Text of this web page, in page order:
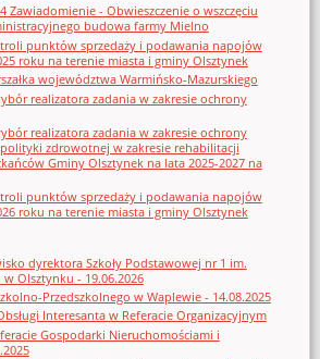
Zawiadomienie - Obwieszczenie o wszczęciu
budowa farmy Mielno
punktów sprzedaży i podawania napojów
roku na terenie miasta i gminy Olsztynek
województwa Warmińsko-Mazurskiego
realizatora zadania w zakresie ochrony
realizatora zadania w zakresie ochrony
zdrowotnej w zakresie rehabilitacji
Gminy Olsztynek na lata 2025-2027 na
punktów sprzedaży i podawania napojów
roku na terenie miasta i gminy Olsztynek
dyrektora Szkoły Podstawowej nr 1 im.
Olsztynku - 19.06.2026
Przedszkolnego w Waplewie - 14.08.2025
Interesanta w Referacie Organizacyjnym
Gospodarki Nieruchomościami i